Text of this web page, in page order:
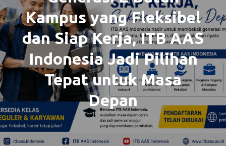
Kampus yang Fleksibel
dan Siap Kerja, ITB AAS
Indonesia Jadi Pilihan
Tepat untuk Masa
Depan